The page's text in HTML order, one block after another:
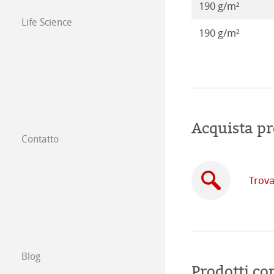
Life Science
Contatto
Trova un
Blog
190 g/m²
190 g/m²
Acquista